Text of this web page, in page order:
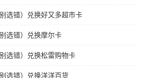
选错）兑换好又多超市卡
选错）兑换摩尔卡
选错）兑换松雷购物卡
选错）兑换洋洋百货